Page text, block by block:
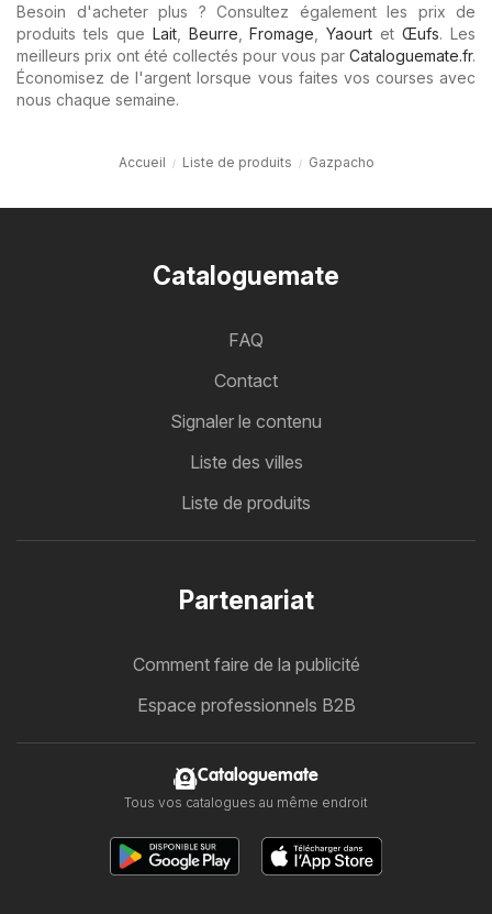
Besoin d'acheter plus ? Consultez également les prix de
produits tels que Lait, Beurre ,Fromage ,Yaourt etŒufs. Les
meilleurs prix ont été collectés pour vous par Cataloguemate.fr.
Économisez de l'argent lorsque vous faites vos courses avec
nous chaque semaine.
Accueil Liste de produits Gazpacho
Cataloguemate
FAQ
Contact
Signaler le contenu
Liste des villes
Liste de produits
Partenariat
Comment faire de la publicité
Espace professionnels B2B
Cataloguemate
Tous vos catalogues au même endroit